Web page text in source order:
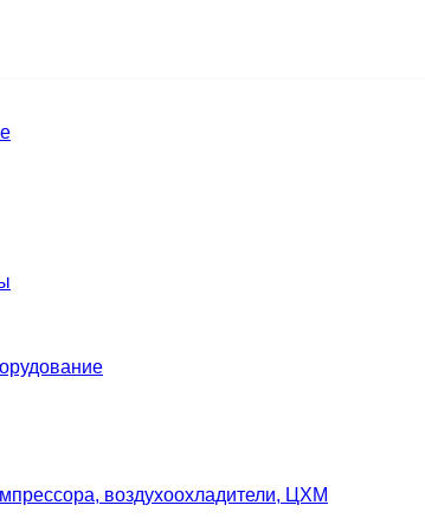
воздухоохладители, ЦХМ